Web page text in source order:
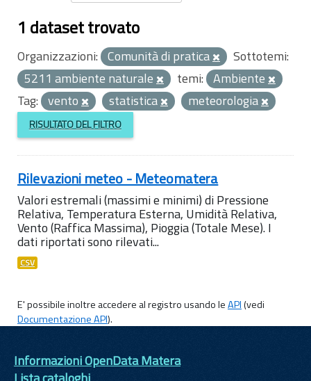
1 dataset trovato
Organizzazioni: Comunità di pratica
Sottotemi:
5211 ambiente naturale
temi: Ambiente
Tag: vento statistica meteorologia
RISULTATO DEL FILTRO
Rilevazioni meteo - Meteomatera
Valori estremali (massimi e minimi) di Pressione
Relativa, Temperatura Esterna, Umidità Relativa,
Vento (Raffica Massima), Pioggia (Totale Mese). I
dati riportati sono rilevati...
CSV
E' possibile inoltre accedere al registro usando leAPI(vedi
Documentazione API).
Informazioni OpenData Matera